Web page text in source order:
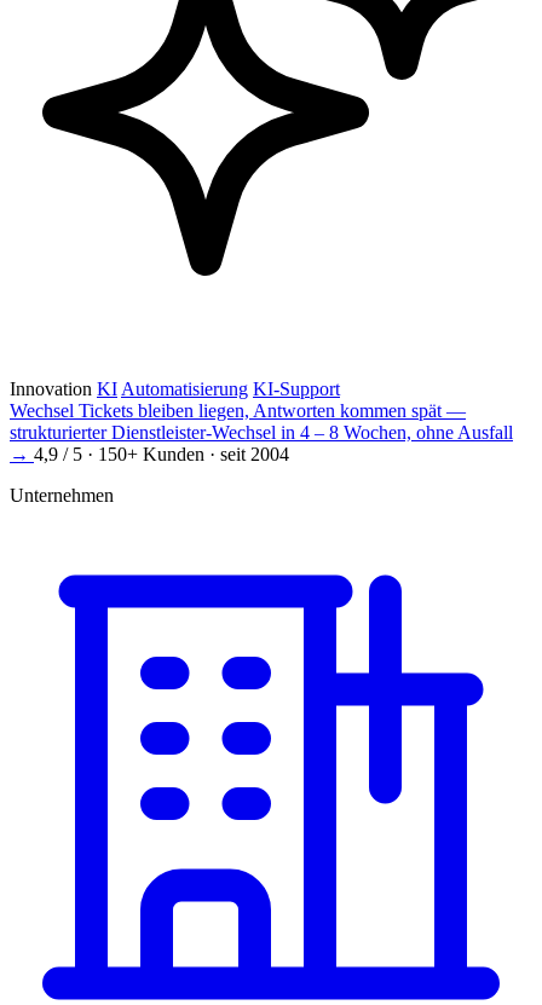
Innovation KI Automatisierung KI-Support
Wechsel Tickets bleiben liegen, Antworten kommen spät —
strukturierter Dienstleister-Wechsel in 4 – 8 Wochen, ohne Ausfall
→ 4,9 / 5 · 150+ Kunden · seit 2004
Unternehmen